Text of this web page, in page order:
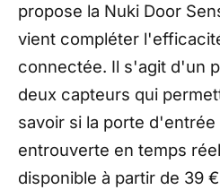
propose la Nuki Door
vient compléter
connectée. Il s'agit d'un
deux capteurs qui
savoir si la porte
entrouverte en temps
disponible à partir de 39